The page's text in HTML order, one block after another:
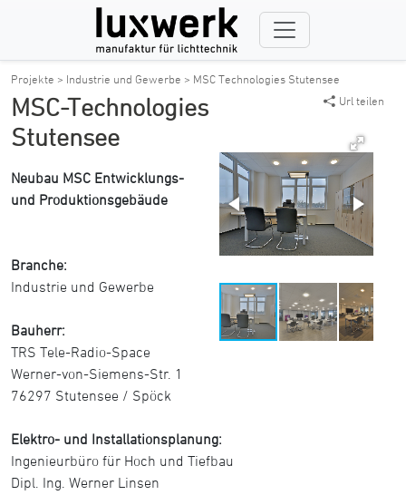
Projekte > Industrie und Gewerbe > MSC Technologies Stutensee
Url teilen
MSC-Technologies
Stutensee
Neubau MSC Entwicklungs-
und Produktionsgebäude
Branche:
Industrie und Gewerbe
Bauherr:
TRS Tele-Radio-Space
Werner-von-Siemens-Str. 1
76297 Stutensee / Spöck
Elektro- und Installationsplanung:
Ingenieurbüro für Hoch und Tiefbau
Dipl. Ing. Werner Linsen